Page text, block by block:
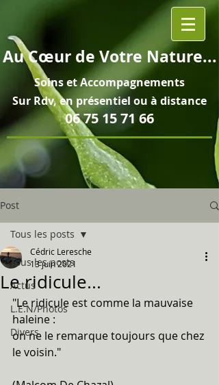
AuCœurde Votre Nature...
Soins etAccompagnements
Sur Rdv, en présentiel ou à distance
06 75 15 71 66
Post
Tous les posts
Actus
L.E.N/Photos
Divers
Tous les posts
Le ridicule...
Cédric Leresche
13 juin 2021
"Le ridicule est comme la mauvaise
haleine :
on ne le remarque toujours que chez
le voisin."